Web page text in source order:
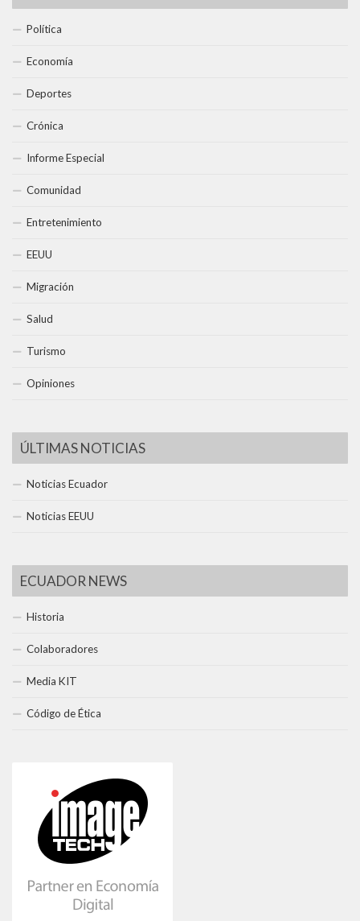
Política
Economía
Deportes
Crónica
Informe Especial
Comunidad
Entretenimiento
EEUU
Migración
Salud
Turismo
Opiniones
ÚLTIMAS NOTICIAS
Noticias Ecuador
Noticias EEUU
ECUADOR NEWS
Historia
Colaboradores
Media KIT
Código de Ética